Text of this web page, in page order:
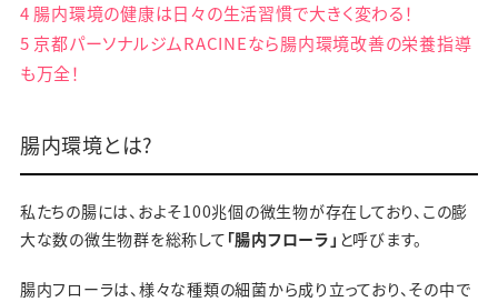
4 腸内環境の健康は日々の生活習慣で大きく変わる！
5 京都パーソナルジムRACINEなら腸内環境改善の栄養指導
も万全！
腸内環境とは?
私たちの腸には、およそ100兆個の微生物が存在しており、この膨
大な数の微生物群を総称して 「腸内フローラ」 と呼びます。
腸内フローラは、様々な種類の細菌から成り立っており、その中で